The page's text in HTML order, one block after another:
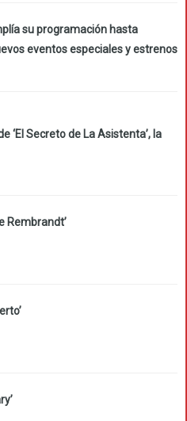
su programación hasta
eventos especiales y estrenos
‘El Secreto de La Asistenta’, la
Rembrandt’